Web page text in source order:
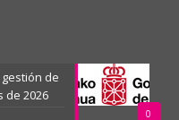
0
de
de 2026